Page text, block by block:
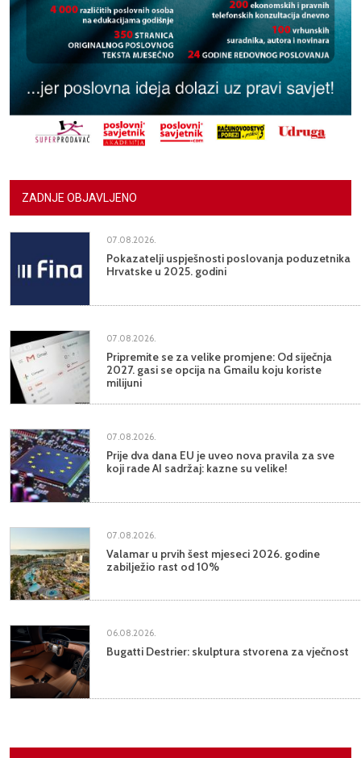
ZADNJE OBJAVLJENO
07.08.2026.
Pokazatelji uspješnosti poslovanja poduzetnika
Hrvatske u 2025. godini
07.08.2026.
Pripremite se za velike promjene: Od siječnja
2027. gasi se opcija na Gmailu koju koriste
milijuni
07.08.2026.
Prije dva dana EU je uveo nova pravila za sve
koji rade AI sadržaj: kazne su velike!
07.08.2026.
Valamar u prvih šest mjeseci 2026. godine
zabilježio rast od 10%
06.08.2026.
Bugatti Destrier: skulptura stvorena za vječnost